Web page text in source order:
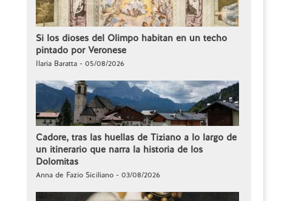
Si los dioses del Olimpo habitan en un techo
pintado por Veronese
Ilaria Baratta - 05/08/2026
Cadore, tras las huellas de Tiziano a lo largo de
un itinerario que narra la historia de los
Dolomitas
Anna de Fazio Siciliano - 03/08/2026